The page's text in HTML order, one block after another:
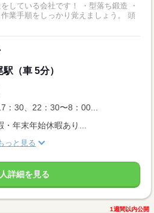
会社です！ ・型落ち鍛造 ・
（車 5分）
30、22：30〜8：00...
年末年始休暇あり...
っと見る
詳細を見る
1週間以内公開